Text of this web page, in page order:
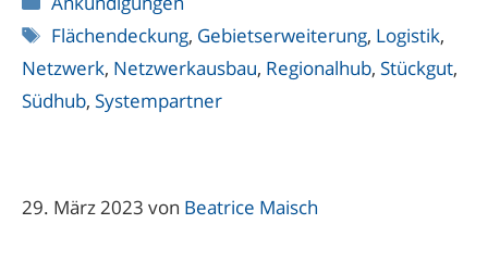
Schlagwörter
Flächendeckung, Gebietserweiterung, Logistik,
Netzwerk, Netzwerkausbau, Regionalhub, Stückgut,
Südhub, Systempartner
29. März 2023 von Beatrice Maisch